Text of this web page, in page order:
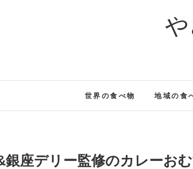
世界の食べ物 地域の食
銀座デリー監修のカレーお